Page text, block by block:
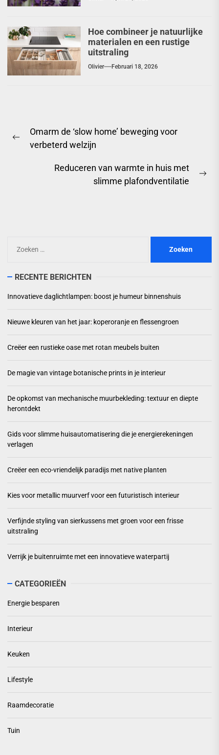
Hoe combineer je natuurlijke
materialen en een rustige
uitstraling
Olivier Februari 18, 2026
Previous
Omarm de ‘slow home’ beweging voor
verbeterd welzijn
Reduceren van warmte in huis met
slimme plafondventilatie
naar:
RECENTE BERICHTEN
Innovatieve daglichtlampen: boost je humeur binnenshuis
Nieuwe kleuren van het jaar: koperoranje en flessengroen
Creëer een rustieke oase met rotan meubels buiten
De magie van vintage botanische prints in je interieur
De opkomst van mechanische muurbekleding: textuur en diepte
herontdekt
Gids voor slimme huisautomatisering die je energierekeningen
verlagen
Creëer een eco-vriendelijk paradijs met native planten
Kies voor metallic muurverf voor een futuristisch interieur
Verfijnde styling van sierkussens met groen voor een frisse
uitstraling
Verrijk je buitenruimte met een innovatieve waterpartij
CATEGORIEËN
Energie besparen
Interieur
Keuken
Lifestyle
Raamdecoratie
Tuin